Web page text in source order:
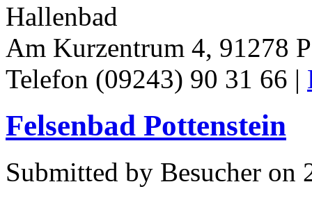
Hallenbad
Am Kurzentrum 4, 91278
Telefon (09243) 90 31 66 |
Felsenbad Pottenstein
Submitted by Besucher